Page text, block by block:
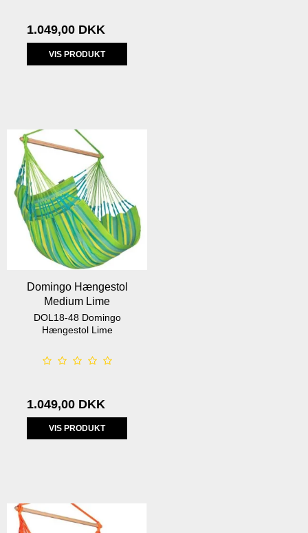
1.049,00 DKK
VIS PRODUKT
Domingo Hængestol
Medium Lime
DOL18-48 Domingo
Hængestol Lime
1.049,00 DKK
VIS PRODUKT